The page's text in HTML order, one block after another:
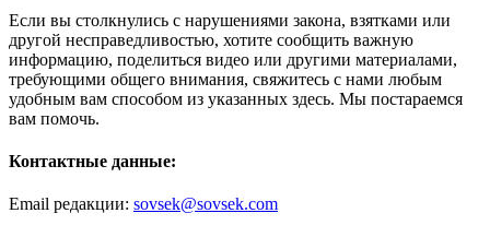
Если вы столкнулись с нарушениями закона, взятками или
другой несправедливостью, хотите сообщить важную
информацию, поделиться видео или другими материалами,
требующими общего внимания, свяжитесь с нами любым
удобным вам способом из указанных здесь. Мы постараемся
вам помочь.
Контактные данные:
Email редакции: sovsek@sovsek.com